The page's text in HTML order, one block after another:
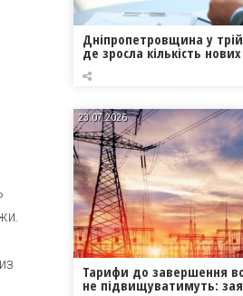
Дніпропетровщина у
де зросла кількість
23.07.2026
Тарифи до завершення
не підвищуватимуть: